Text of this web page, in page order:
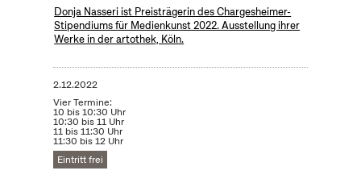
Donja Nasseri ist Preisträgerin des Chargesheimer-
Stipendiums für Medienkunst 2022. Ausstellung ihrer
Werke in der artothek, Köln.
2.12.2022
Vier Termine:
10 bis 10:30 Uhr
10:30 bis 11 Uhr
11 bis 11:30 Uhr
11:30 bis 12 Uhr
Eintritt frei